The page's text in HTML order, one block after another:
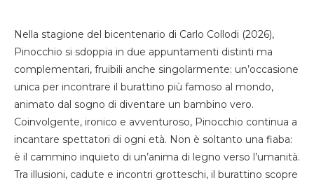
Nella stagione del bicentenario di Carlo Collodi (2026),
Pinocchio si sdoppia in due appuntamenti distinti ma
complementari, fruibili anche singolarmente: un’occasione
unica per incontrare il burattino più famoso al mondo,
animato dal sogno di diventare un bambino vero.
Coinvolgente, ironico e avventuroso, Pinocchio continua a
incantare spettatori di ogni età. Non è soltanto una fiaba:
è il cammino inquieto di un’anima di legno verso l’umanità.
Tra illusioni, cadute e incontri grotteschi, il burattino scopre